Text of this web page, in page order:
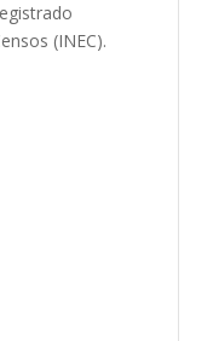
(INEC).